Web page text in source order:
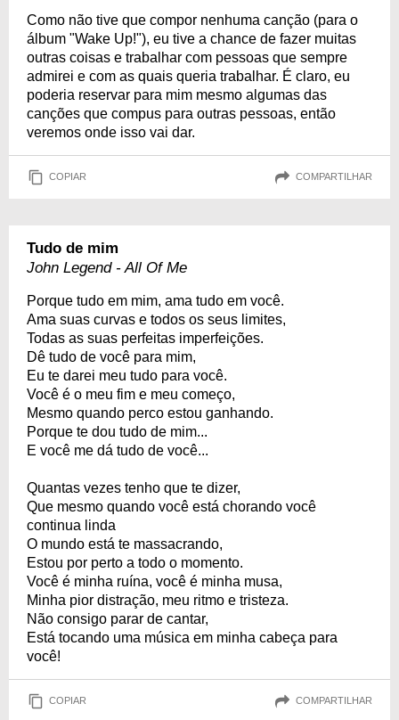
Como não tive que compor nenhuma canção (para o
álbum "Wake Up!"), eu tive a chance de fazer muitas
outras coisas e trabalhar com pessoas que sempre
admirei e com as quais queria trabalhar. É claro, eu
poderia reservar para mim mesmo algumas das
canções que compus para outras pessoas, então
veremos onde isso vai dar.
COPIAR COMPARTILHAR
Tudo de mim
John Legend - All Of Me
Porque tudo em mim, ama tudo em você.
Ama suas curvas e todos os seus limites,
Todas as suas perfeitas imperfeições.
Dê tudo de você para mim,
Eu te darei meu tudo para você.
Você é o meu fim e meu começo,
Mesmo quando perco estou ganhando.
Porque te dou tudo de mim...
E você me dá tudo de você...
Quantas vezes tenho que te dizer,
Que mesmo quando você está chorando você
continua linda
O mundo está te massacrando,
Estou por perto a todo o momento.
Você é minha ruína, você é minha musa,
Minha pior distração, meu ritmo e tristeza.
Não consigo parar de cantar,
Está tocando uma música em minha cabeça para
você!
COPIAR COMPARTILHAR